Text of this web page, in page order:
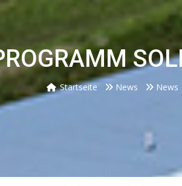
Startseite News News